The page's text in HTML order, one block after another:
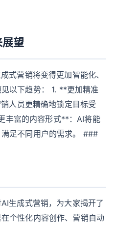
望
式营销将变得更加智能化、
以下趋势： 1. **更加精准
人员更精确地锁定目标受
丰富的内容形式**：AI将能
足不同用户的需求。 ###
生成式营销，为大家揭开了
个性化内容创作、营销自动